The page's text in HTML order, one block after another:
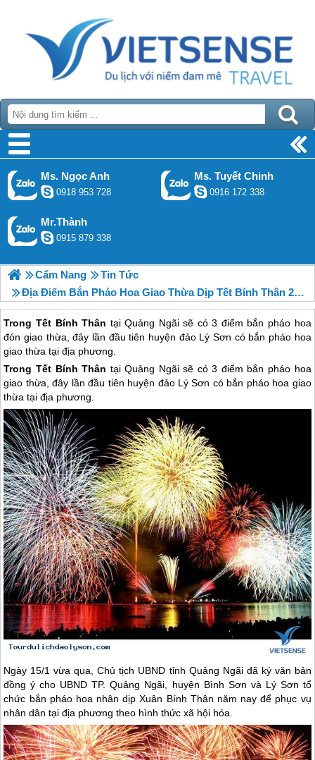
Ms. Ngọc Anh
0918 953 728
Ms. Tuyết Chinh
0916 172 338
Mr.Thành
0915 879 338
Cẩm Nang
Tin Tức
Địa Điểm Bắn Pháo Hoa Giao Thừa Dịp Tết Bính Thân 2016 Tại Quảng Ngãi
Trong Tết Bính Thân tại Quảng Ngãi sẽ có 3 điểm bắn pháo hoa
đón giao thừa, đây lần đầu tiên huyện đảo Lý Sơn có bắn pháo hoa
giao thừa tại địa phương.
Trong Tết Bính Thân tại Quảng Ngãi sẽ có 3 điểm bắn pháo hoa
giao thừa, đây lần đầu tiên huyện đảo Lý Sơn có bắn pháo hoa giao
thừa tại địa phương.
Ngày 15/1 vừa qua, Chủ tịch UBND tỉnh Quảng Ngãi đã ký văn bản
đồng ý cho UBND TP. Quảng Ngãi, huyện Bình Sơn và Lý Sơn tổ
chức bắn pháo hoa nhân dịp Xuân Bính Thân năm nay để phục vụ
nhân dân tại địa phương theo hình thức xã hội hóa.